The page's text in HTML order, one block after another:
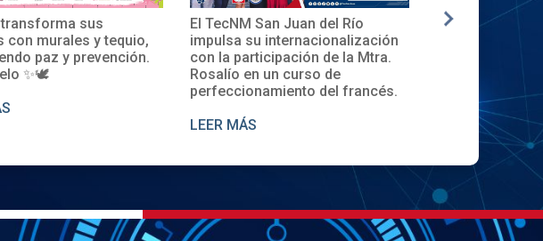
El TecNM San Juan del Río
impulsa su internacionalización
con la participación de la Mtra.
Rosalío en un curso de
perfeccionamiento del francés.
✨🎓Toma de Protesta del Comité
Local del XXXII ENECB-CEA 2025
en el TecNM San Juan del Río
LEER MÁS
La
LEER